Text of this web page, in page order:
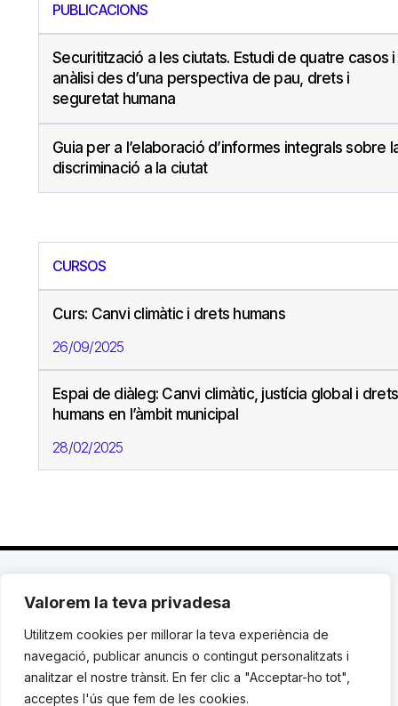
Valorem la teva privadesa
Utilitzem cookies per millorar la teva experiència de
navegació, publicar anuncis o contingut personalitzats i
analitzar el nostre trànsit. En fer clic a "Acceptar-ho tot",
acceptes l'ús que fem de les cookies.
PUBLICACIONS
Securitització a les ciutats. Estudi de quatre casos i
anàlisi des d’una perspectiva de pau, drets i
seguretat humana
Guia per a l’elaboració d’informes integrals sobre
discriminació a la ciutat
CURSOS
Curs: Canvi climàtic i drets humans
26/09/2025
Espai de diàleg: Canvi climàtic, justícia global i drets
humans en l’àmbit municipal
28/02/2025
C. Avinyó 44, 2n | 08002 Barcelona |
119 03 72|institut@idhc.org
© Institut de Drets Humans de Catalunya.